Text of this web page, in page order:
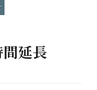
延長